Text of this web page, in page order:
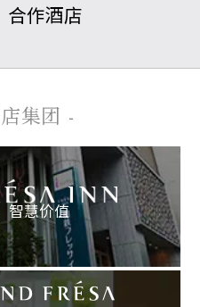
合作酒店
集团 -
智慧价值